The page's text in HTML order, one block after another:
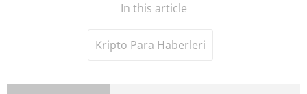
In this article
Kripto Para Haberleri